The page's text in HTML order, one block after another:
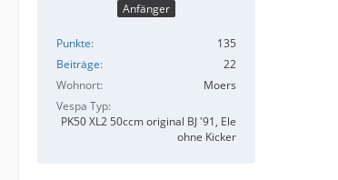
Anfänger
Punkte
135
Beiträge
22
Wohnort
Moers
Vespa Typ
PK50 XL2 50ccm original BJ '91, Ele
ohne Kicker